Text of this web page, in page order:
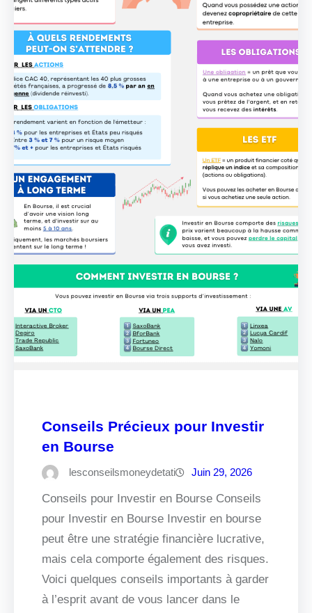
Conseils Précieux pour Investir
en Bourse
lesconseilsmoneydetati Juin 29, 2026
Conseils pour Investir en Bourse Conseils
pour Investir en Bourse Investir en bourse
peut être une stratégie financière lucrative,
mais cela comporte également des risques.
Voici quelques conseils importants à garder
à l’esprit avant de vous lancer dans le